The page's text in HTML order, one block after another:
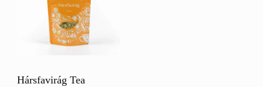
Hársfavirág Tea